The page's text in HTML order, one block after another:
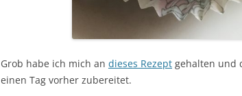
Grob habe ich mich an dieses Rezept gehalten und
einen Tag vorher zubereitet.